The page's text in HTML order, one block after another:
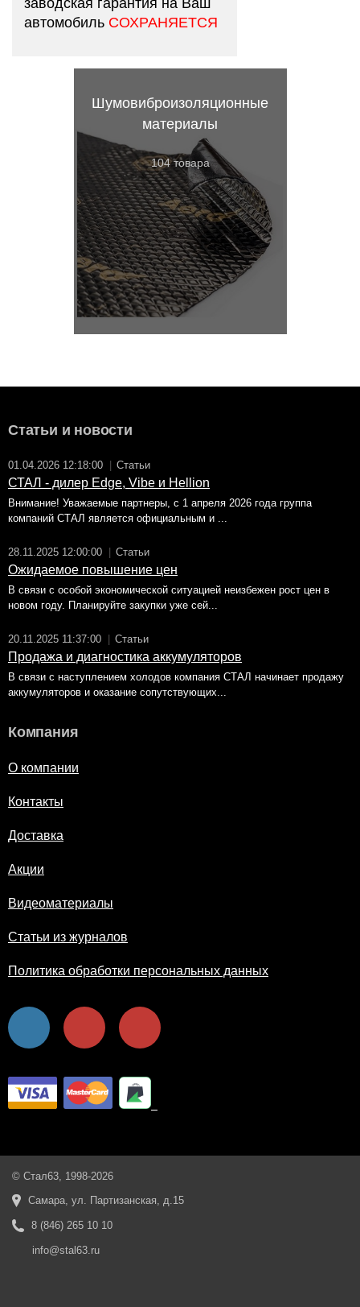
заводская гарантия на Ваш
автомобиль СОХРАНЯЕТСЯ
Шумовиброизоляционные
материалы
104 товара
Статьи и новости
01.04.2026 12:18:00 Статьи
СТАЛ - дилер Edge, Vibe и Hellion
Внимание! Уважаемые партнеры, с 1 апреля 2026 года группа
компаний СТАЛ является официальным и ...
28.11.2025 12:00:00 Статьи
Ожидаемое повышение цен
В связи с особой экономической ситуацией неизбежен рост цен в
новом году. Планируйте закупки уже сей...
20.11.2025 11:37:00 Статьи
Продажа и диагностика аккумуляторов
В связи с наступлением холодов компания СТАЛ начинает продажу
аккумуляторов и оказание сопутствующих...
Компания
О компании
Контакты
Доставка
Акции
Видеоматериалы
Статьи из журналов
Политика обработки персональных данных
© Стал63, 1998-2026
Самара, ул. Партизанская, д.15
8 (846) 265 10 10
info@stal63.ru